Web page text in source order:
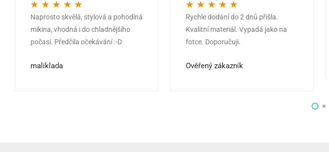
Hodnocení 5z 5
Naprosto skvělá, stylová a pohodlná
mikina, vhodná i do chladnějšího
počasí. Předčila očekávání :-D
maliklada
Hodnocení5z 5
Rychle dodání do 2 dnů přišla.
Kvalitní materiál. Vypadá jako na
fotce. Doporučuji.
Ověřený zákazník